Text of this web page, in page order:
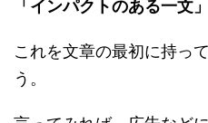
「インパクトのある一文」
これを文章の最初に持っ
う。